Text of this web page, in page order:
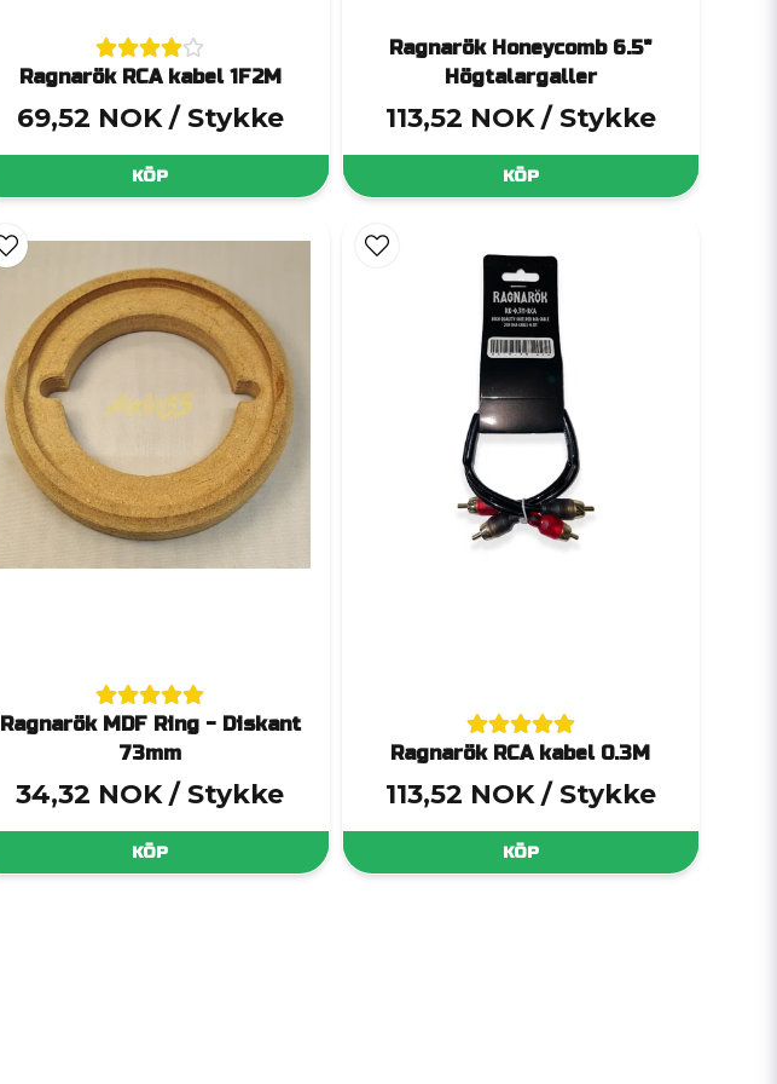
Ragnarök RCA kabel 1F2M
69,52 NOK / Stykke
KÖP
Ragnarök Honeycomb 6.5"
Högtalargaller
113,52 NOK / Stykke
KÖP
Ragnarök MDF Ring - Diskant
73mm
34,32 NOK / Stykke
KÖP
Ragnarök RCA kabel 0.3M
113,52 NOK / Stykke
KÖP